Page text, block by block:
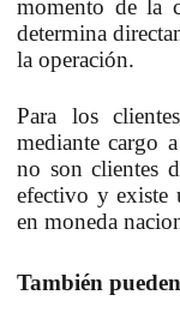
momento de la
determina
la operación.
Para los
mediante cargo
no son clientes
efectivo y existe
en moneda
También